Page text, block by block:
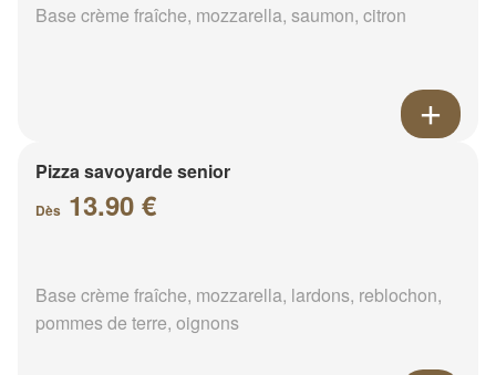
Base crème fraîche, mozzarella, saumon, citron
Pizza savoyarde senior
Dès 13.90 €
Base crème fraîche, mozzarella, lardons, reblochon,
pommes de terre, oignons